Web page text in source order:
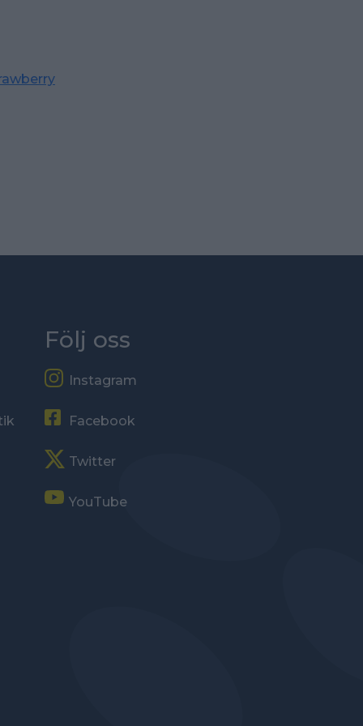
Följ oss
Instagram
Facebook
Twitter
YouTube